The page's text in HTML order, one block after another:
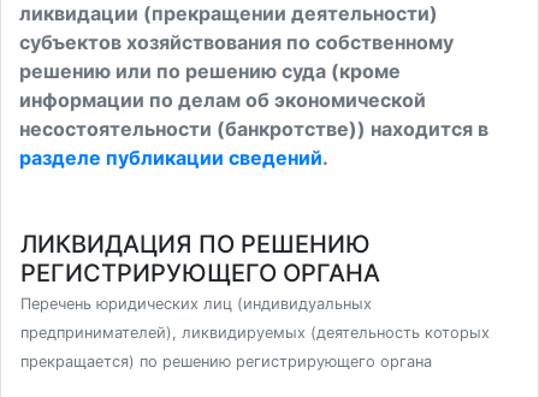
ликвидации (прекращении деятельности)
субъектов хозяйствования по собственному
решению или по решению суда (кроме
информации по делам об экономической
несостоятельности (банкротстве)) находится в
разделе публикации сведений.
ЛИКВИДАЦИЯ ПО РЕШЕНИЮ
РЕГИСТРИРУЮЩЕГО ОРГАНА
Перечень юридических лиц (индивидуальных
предпринимателей), ликвидируемых (деятельность которых
прекращается) по решению регистрирующего органа